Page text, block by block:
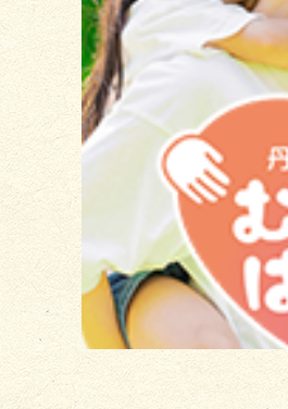
目
の
ス
イ
ド